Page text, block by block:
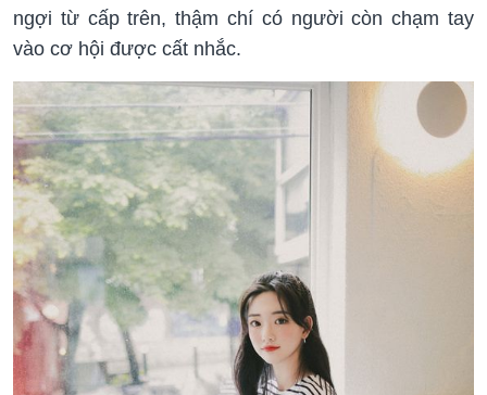
ngợi từ cấp trên, thậm chí có người còn chạm tay
vào cơ hội được cất nhắc.